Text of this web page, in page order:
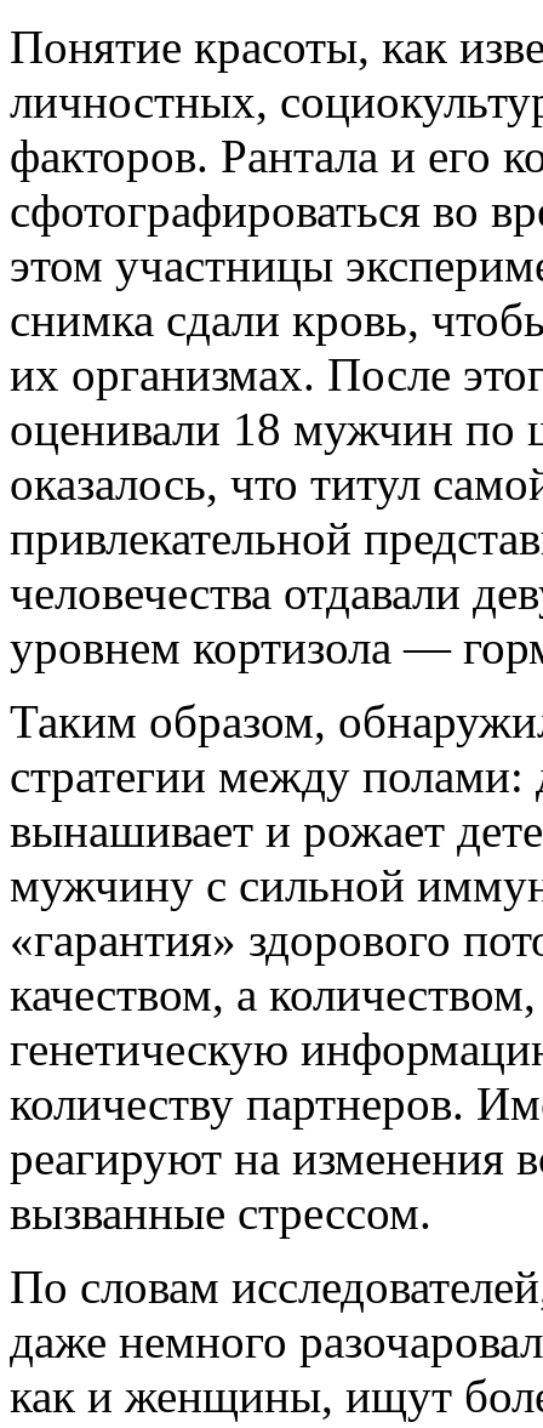
Понятие красоты, как
личностных,
факторов. Рантала и его
сфотографироваться во
этом участницы
снимка сдали кровь,
их организмах. После
оценивали 18 мужчин по
оказалось, что титул
привлекательной
человечества отдавали
уровнем кортизола —
Таким образом,
стратегии между
вынашивает и рожает
мужчину с сильной
«гарантия» здорового
качеством, а
генетическую
количеству партнеров.
реагируют на изменения
вызванные стрессом.
По словам
даже немного
как и женщины, ищут